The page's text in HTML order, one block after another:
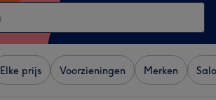
Elke prijs Voorzieningen Merken